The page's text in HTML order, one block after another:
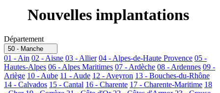
Nouvelles implantations
Département
50 - Manche
01 - Ain 02 - Aisne 03 - Allier 04 - Alpes-de-Haute Provence 05 -
Hautes-Alpes 06 - Alpes Maritimes 07 - Ardèche 08 - Ardennes 09 -
Ariège 10 - Aube 11 - Aude 12 - Aveyron 13 - Bouches-du-Rhône
14 - Calvados 15 - Cantal 16 - Charente 17 - Charente-Maritime 18